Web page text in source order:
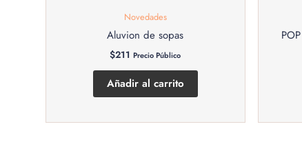
Novedades
Aluvion de sopas
$211 Precio Público
Añadir al carrito